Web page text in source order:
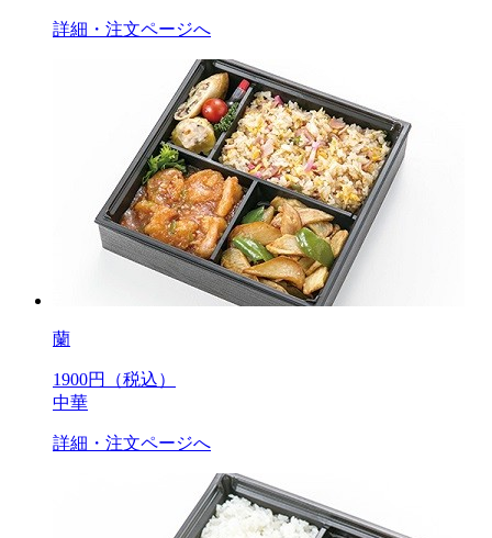
詳細・注文ページへ
蘭
1900円（税込）
中華
詳細・注文ページへ